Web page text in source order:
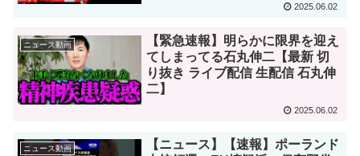
2025.06.02
ニュース動画
【緊急速報】明らかに限界を迎え
てしまってる石丸伸二【最新 切
り抜き ライブ配信 生配信 石丸伸
二】
2025.06.02
ニュース動画
【ニュース】【速報】ポーランド